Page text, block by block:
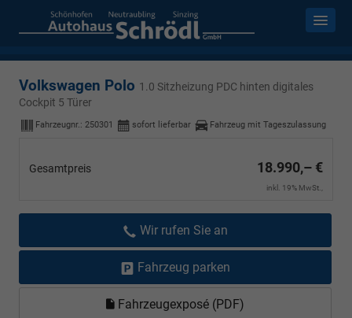
Volkswagen Polo 1.0 Sitzheizung PDC hinten digitales
Cockpit 5 Türer
Fahrzeugnr.: 250301 sofort lieferbar Fahrzeug mit Tageszulassung
Gesamtpreis 18.990,– €
inkl. 19% MwSt.,
Wir rufen Sie an
Fahrzeug parken
Fahrzeugexposé (PDF)